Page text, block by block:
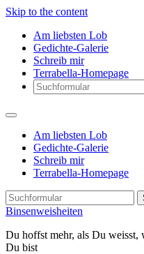
Skip to the content
Am liebsten Lob
Gedichte-Galerie
Schreib mir
Terrabella-Homepage
Am liebsten Lob
Gedichte-Galerie
Schreib mir
Terrabella-Homepage
Binsenweisheiten
Du hoffst mehr, als Du weisst,
Du bist